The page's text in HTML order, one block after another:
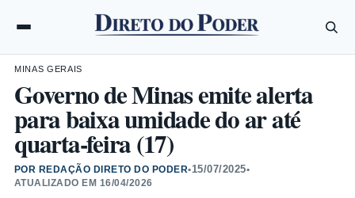
MINAS GERAIS
Governo de Minas emite alerta
para baixa umidade do ar até
quarta-feira (17)
POR REDAÇÃO DIRETO DO PODER•15/07/2025•
ATUALIZADO EM 16/04/2026